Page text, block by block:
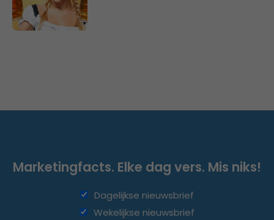
Marketingfacts. Elke dag vers. Mis niks!
Dagelijkse nieuwsbrief
Wekelijkse nieuwsbrief